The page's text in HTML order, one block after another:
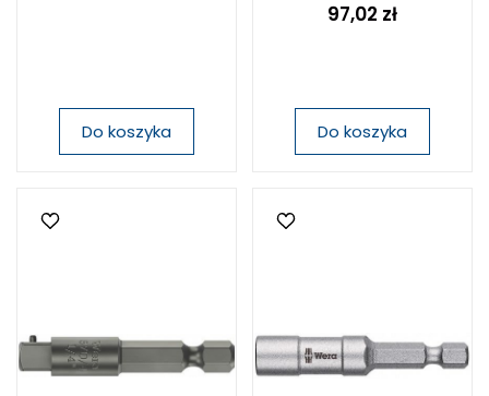
Do koszyka
97,02 zł
Do koszyka